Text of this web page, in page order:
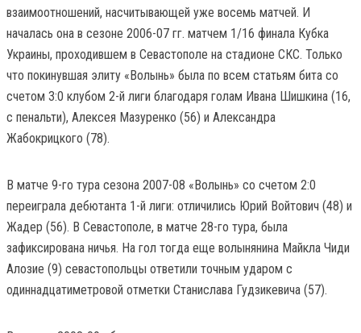
взаимоотношений, насчитывающей уже восемь матчей. И
началась она в сезоне 2006-07 гг. матчем 1/16 финала Кубка
Украины, проходившем в Севастополе на стадионе СКС. Только
что покинувшая элиту «Волынь» была по всем статьям бита со
счетом 3:0 клубом 2-й лиги благодаря голам Ивана Шишкина (16,
с пенальти), Алексея Мазуренко (56) и Александра
Жабокрицкого (78).
В матче 9-го тура сезона 2007-08 «Волынь» со счетом 2:0
переиграла дебютанта 1-й лиги: отличились Юрий Войтович (48) и
Жадер (56). В Севастополе, в матче 28-го тура, была
зафиксирована ничья. На гол тогда еще волынянина Майкла Чиди
Алозие (9) севастопольцы ответили точным ударом с
одиннадцатиметровой отметки Станислава Гудзикевича (57).